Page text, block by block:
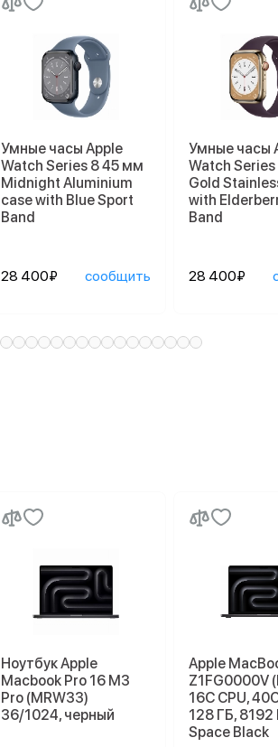
Умные часы Apple
Watch Series 8 45 мм
Midnight Aluminium
case with Blue Sport
Band
28 400₽ сообщить
Умные часы
Watch
Gold
with
Band
28 400₽
Ноутбук Apple
Macbook Pro 16 M3
Pro (MRW33)
36/1024, черный
Apple
Z1FG0000V
16C CPU,
128 ГБ, 8192
Space Black